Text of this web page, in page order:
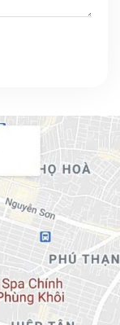
uy tín
hiệu cung
thiết bị spa